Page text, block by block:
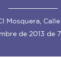
Mosquera,
de 2013 de